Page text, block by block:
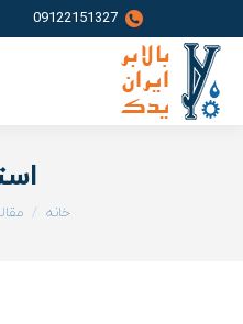
09122151327
شما
خانه